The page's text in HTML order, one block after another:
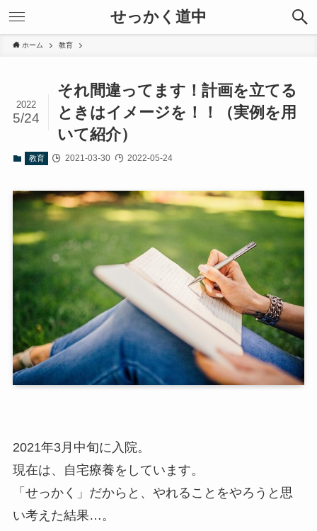
せっかく道中
ホーム 教育
それ間違ってます！計画を立てる
ときはイメージを！！（実例を用
いて紹介）
2022
5/24
教育 2021-03-30 2022-05-24
2021年3月中旬に入院。
現在は、自宅療養をしています。
「せっかく」だからと、やれることをやろうと思
い考えた結果…。